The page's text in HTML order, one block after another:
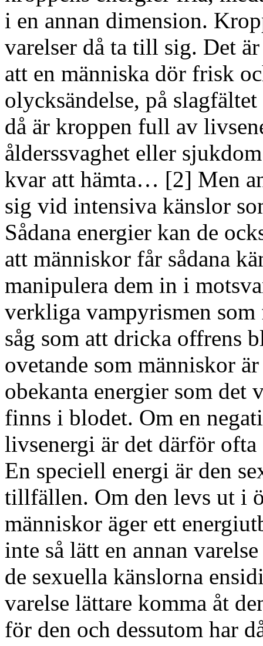
i en annan dimension.
varelser då ta till sig. Det
att en människa dör frisk
olycksändelse, på
då är kroppen full av
ålderssvaghet eller
kvar att hämta… [2] Men
sig vid intensiva känslor
Sådana energier kan de
att människor får sådana
manipulera dem in i
verkliga vampyrismen
såg som att dricka offrens
ovetande som människor
obekanta energier som det
finns i blodet. Om en
livsenergi är det därför
En speciell energi är den
tillfällen. Om den levs ut i
människor äger ett
inte så lätt en annan
de sexuella känslorna
varelse lättare komma åt
för den och dessutom har